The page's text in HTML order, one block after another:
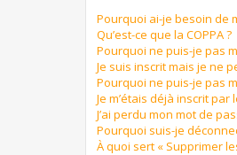
Pourquoi ai-je besoin de
Qu’est-ce que la COPPA ?
Pourquoi ne puis-je pas
Je suis inscrit mais je ne
Pourquoi ne puis-je pas
Je m’étais déjà inscrit
J’ai perdu mon mot de
Pourquoi suis-je
À quoi sert « Supprimer